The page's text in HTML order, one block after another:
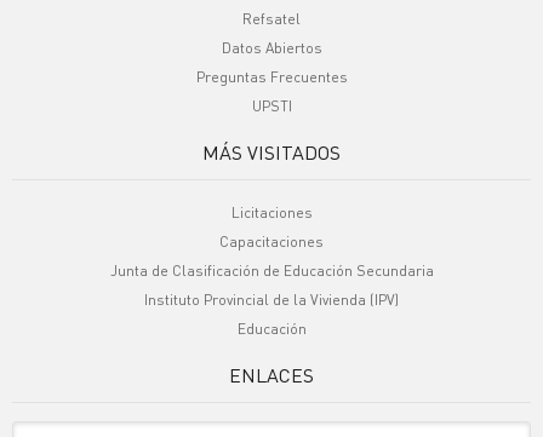
Refsatel
Datos Abiertos
Preguntas Frecuentes
UPSTI
MÁS VISITADOS
Licitaciones
Capacitaciones
Junta de Clasificación de Educación Secundaria
Instituto Provincial de la Vivienda (IPV)
Educación
ENLACES